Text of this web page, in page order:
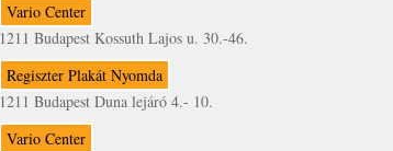
Vario Center
1211 Budapest Kossuth Lajos u. 30.-46.
Regiszter Plakát Nyomda
1211 Budapest Duna lejáró 4.- 10.
Vario Center